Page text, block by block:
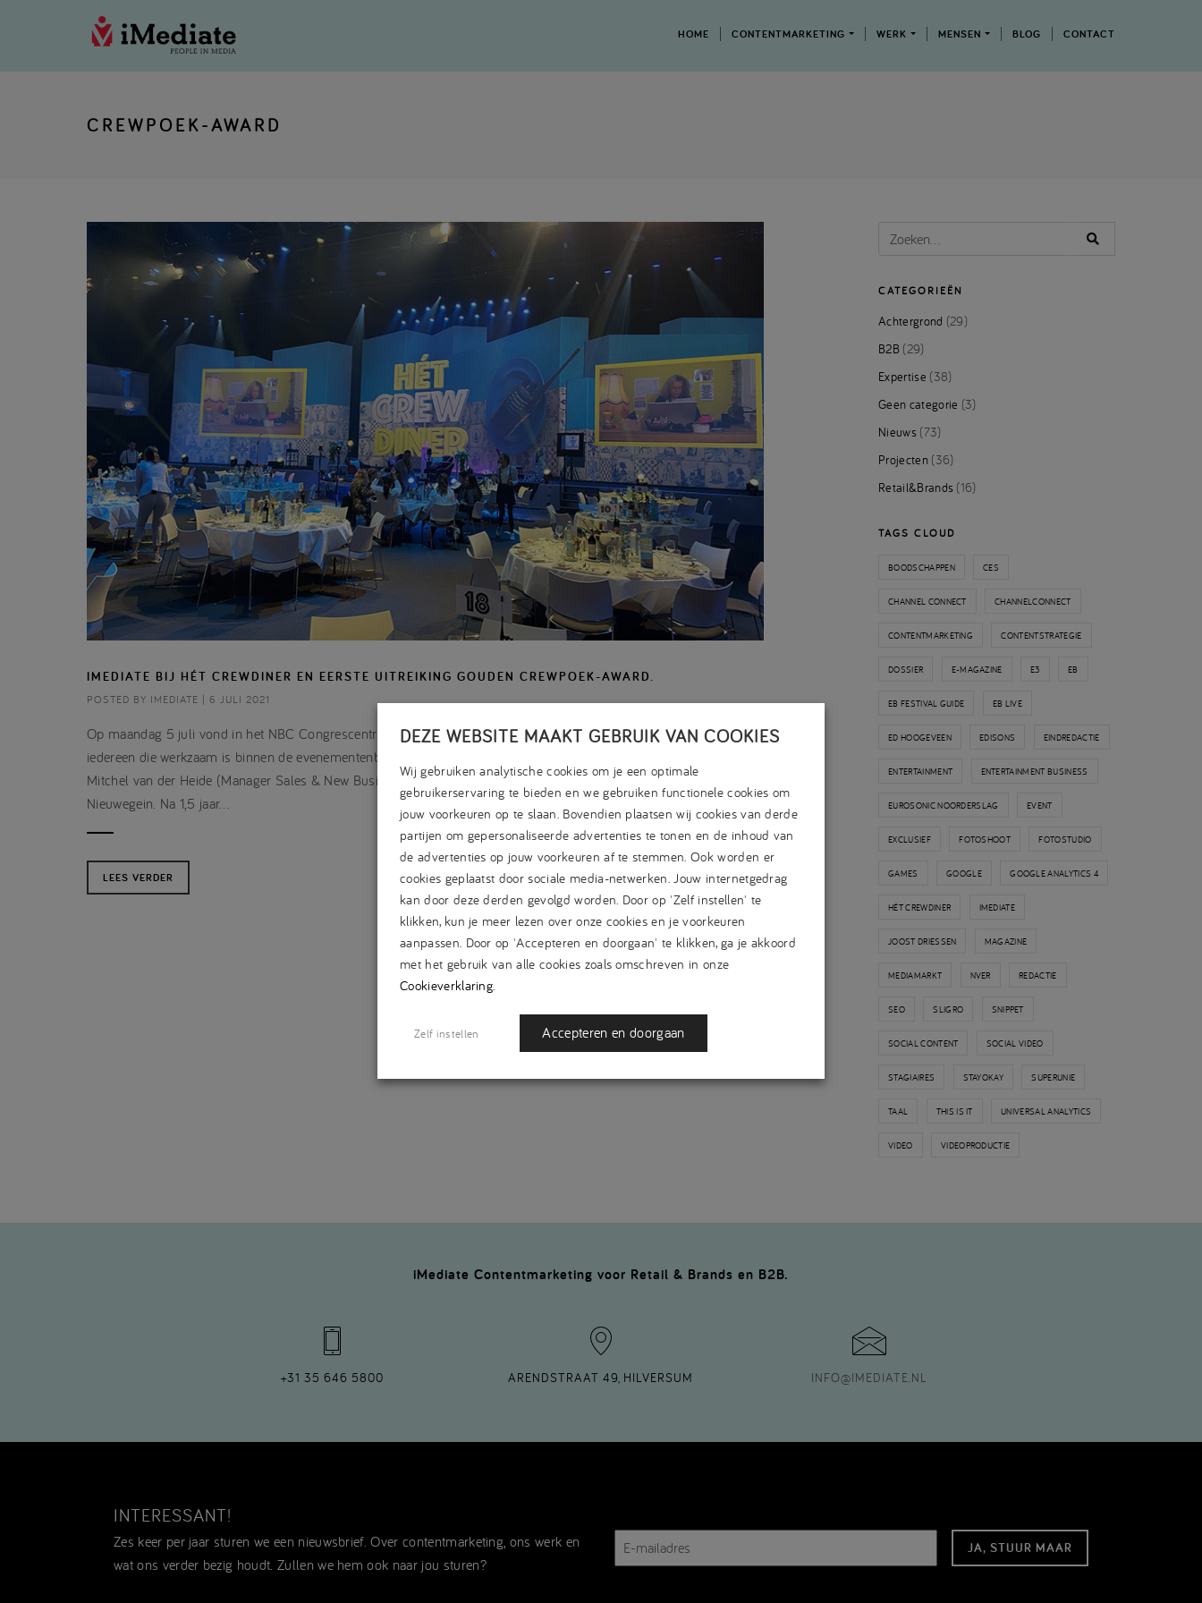
HOME CONTENTMARKETING WERK MENSEN BLOG CONTACT
CREWPOEK-AWARD
IMEDIATE BIJ HÉT CREWDINER EN EERSTE UITREIKING GOUDEN CREWPOEK-AWARD.
POSTED BY IMEDIATE | 6 JULI 2021
Op maandag 5 juli vond in het NBC Congrescentrum in Nieuwegein Hét Crewdiner plaats, dat bedoeld was voor
iedereen die werkzaam is binnen de evenementenbranche. Als uitgever van EB Live was ook iMediate aanwezig;
Mitchel van der Heide (Manager Sales & New Business) en Tarik Lahri (Accountmanager B2B) reisden af naar
Nieuwegein. Na 1,5 jaar…
LEES VERDER
CATEGORIEËN
Achtergrond (29)
B2B(29)
Expertise (38)
Geen categorie (3)
Nieuws(73)
Projecten(36)
Retail&Brands (16)
TAGS CLOUD
BOODSCHAPPEN CES
CHANNEL CONNECT CHANNELCONNECT
CONTENTMARKETING CONTENTSTRATEGIE
DOSSIER E-MAGAZINE E3 EB
EB FESTIVAL GUIDE EB LIVE
ED HOOGEVEEN EDISONS EINDREDACTIE
ENTERTAINMENT ENTERTAINMENT BUSINESS
EUROSONIC NOORDERSLAG EVENT
EXCLUSIEF FOTOSHOOT FOTOSTUDIO
GAMES GOOGLE GOOGLE ANALYTICS 4
HÉT CREWDINER IMEDIATE
JOOST DRIESSEN MAGAZINE
MEDIAMARKT NVER REDACTIE
SEO SLIGRO SNIPPET
SOCIAL CONTENT SOCIAL VIDEO
STAGIAIRES STAYOKAY SUPERUNIE
TAAL THIS IS IT UNIVERSAL ANALYTICS
VIDEO VIDEOPRODUCTIE
iMediate Contentmarketing voor Retail & Brands en B2B.
+31 35 646 5800 ARENDSTRAAT 49, HILVERSUM INFO@IMEDIATE.NL
INTERESSANT!
Zes keer per jaar sturen we een nieuwsbrief. Over contentmarketing, ons werk en
wat ons verder bezig houdt. Zullen we hem ook naar jou sturen?
mailadres
DEZE WEBSITE MAAKT GEBRUIK VAN COOKIES
Wij gebruiken analytische cookies om je een optimale
gebruikerservaring te bieden en we gebruiken functionele cookies om
jouw voorkeuren op te slaan. Bovendien plaatsen wij cookies van derde
partijen om gepersonaliseerde advertenties te tonen en de inhoud van
de advertenties op jouw voorkeuren af te stemmen. Ook worden er
cookies geplaatst door sociale media-netwerken. Jouw internetgedrag
kan door deze derden gevolgd worden. Door op 'Zelf instellen' te
klikken, kun je meer lezen over onze cookies en je voorkeuren
aanpassen. Door op 'Accepteren en doorgaan' te klikken, ga je akkoord
met het gebruik van alle cookies zoals omschreven in onze
Cookieverklaring.
Zelf instellen Accepteren en doorgaan